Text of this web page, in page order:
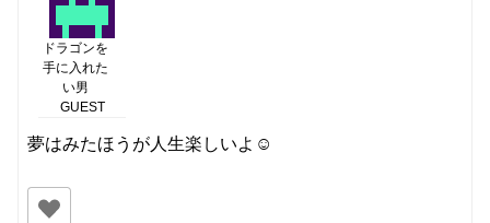
ドラゴンを
手に入れた
い男
GUEST
夢はみたほうが人生楽しいよ☺️